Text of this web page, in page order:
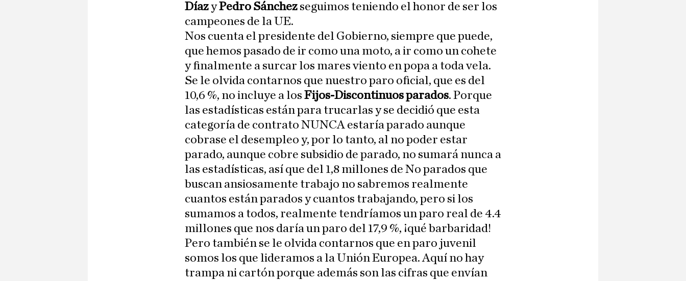
DíazyPedro Sánchez seguimos teniendo el honor de ser los
campeones de la UE.
Nos cuenta el presidente del Gobierno, siempre que puede,
que hemos pasado de ir como una moto, a ir como un cohete
y finalmente a surcar los mares viento en popa a toda vela.
Se le olvida contarnos que nuestro paro oficial, que es del
10,6 %, no incluye a los Fijos-Discontinuos parados. Porque
las estadísticas están para trucarlas y se decidió que esta
categoría de contrato NUNCA estaría parado aunque
cobrase el desempleo y, por lo tanto, al no poder estar
parado, aunque cobre subsidio de parado, no sumará nunca a
las estadísticas, así que del 1,8 millones de No parados que
buscan ansiosamente trabajo no sabremos realmente
cuantos están parados y cuantos trabajando, pero si los
sumamos a todos, realmente tendríamos un paro real de 4.4
millones que nos daría un paro del 17,9 %, ¡qué barbaridad!
Pero también se le olvida contarnos que en paro juvenil
somos los que lideramos a la Unión Europea. Aquí no hay
trampa ni cartón porque además son las cifras que envían